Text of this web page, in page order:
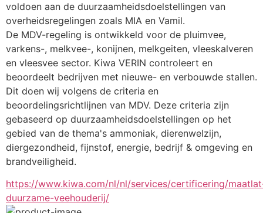
voldoen aan de duurzaamheidsdoelstellingen van
overheidsregelingen zoals MIA en Vamil.
De MDV-regeling is ontwikkeld voor de pluimvee,
varkens-, melkvee-, konijnen, melkgeiten, vleeskalveren
en vleesvee sector. Kiwa VERIN controleert en
beoordeelt bedrijven met nieuwe- en verbouwde stallen.
Dit doen wij volgens de criteria en
beoordelingsrichtlijnen van MDV. Deze criteria zijn
gebaseerd op duurzaamheidsdoelstellingen op het
gebied van de thema's ammoniak, dierenwelzijn,
diergezondheid, fijnstof, energie, bedrijf & omgeving en
brandveiligheid.
https://www.kiwa.com/nl/nl/services/certificering/
duurzame-veehouderij/